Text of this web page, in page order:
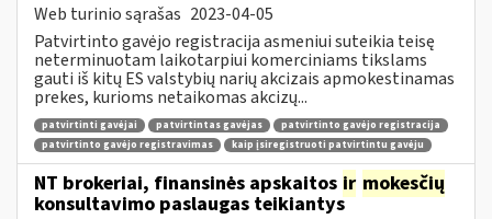
Web turinio sąrašas 2023-04-05
Patvirtinto gavėjo registracija asmeniui suteikia teisę
neterminuotam laikotarpiui komerciniams tikslams
gauti iš kitų ES valstybių narių akcizais apmokestinamas
prekes, kurioms netaikomas akcizų...
patvirtinti gavėjai patvirtintas gavėjas
patvirtinto gavėjo registracija
patvirtinto gavėjo registravimas
kaip įsiregistruoti patvirtintu gavėju
NT brokeriai, finansinės apskaitos ir mokesčių
konsultavimo paslaugas teikiantys